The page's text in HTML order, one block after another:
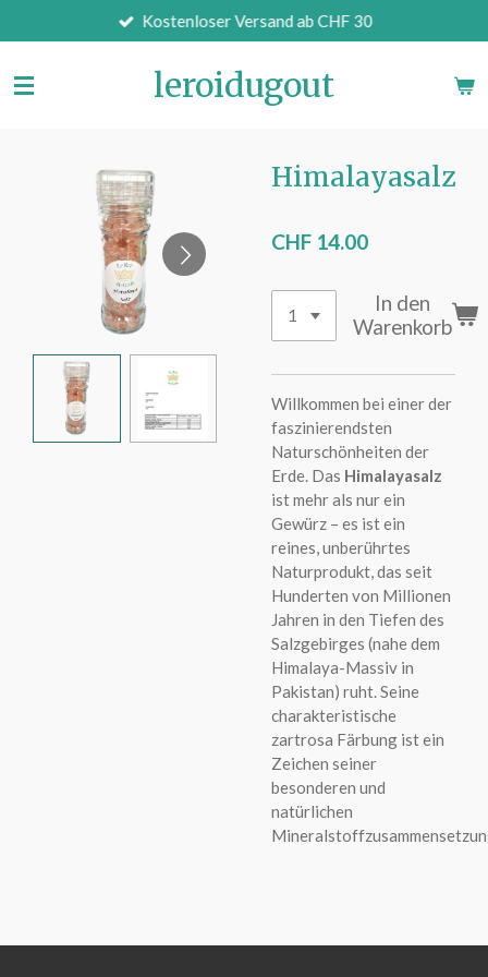
Hauptinhalt
Kostenloser Versand ab CHF 30
leroidugout
Himalayasalz
CHF 14.00
In den
Warenkorb
Willkommen bei einer der
faszinierendsten
Naturschönheiten der
Erde. Das Himalayasalz
ist mehr als nur ein
Gewürz – es ist ein
reines,unberührtes
Naturprodukt,das seit
Hunderten von Millionen
Jahren in den Tiefen des
Salzgebirges (nahe dem
Himalaya-Massiv in
Pakistan) ruht.Seine
charakteristische
zartrosa Färbung ist ein
Zeichen seiner
besonderen und
natürlichen